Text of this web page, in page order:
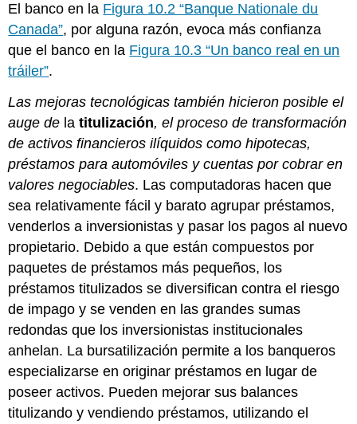
El banco en la Figura 10.2 “Banque Nationale du
Canada”, por alguna razón, evoca más confianza
que el banco en la Figura 10.3 “Un banco real en un
tráiler”.
Las mejoras tecnológicas también hicieron posible el
auge de latitulización, el proceso de transformación
de activos financieros ilíquidos como hipotecas,
préstamos para automóviles y cuentas por cobrar en
valores negociables. Las computadoras hacen que
sea relativamente fácil y barato agrupar préstamos,
venderlos a inversionistas y pasar los pagos al nuevo
propietario. Debido a que están compuestos por
paquetes de préstamos más pequeños, los
préstamos titulizados se diversifican contra el riesgo
de impago y se venden en las grandes sumas
redondas que los inversionistas institucionales
anhelan. La bursatilización permite a los banqueros
especializarse en originar préstamos en lugar de
poseer activos. Pueden mejorar sus balances
titulizando y vendiendo préstamos, utilizando el